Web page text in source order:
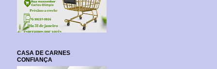
CASA DE CARNES
CONFIANÇA